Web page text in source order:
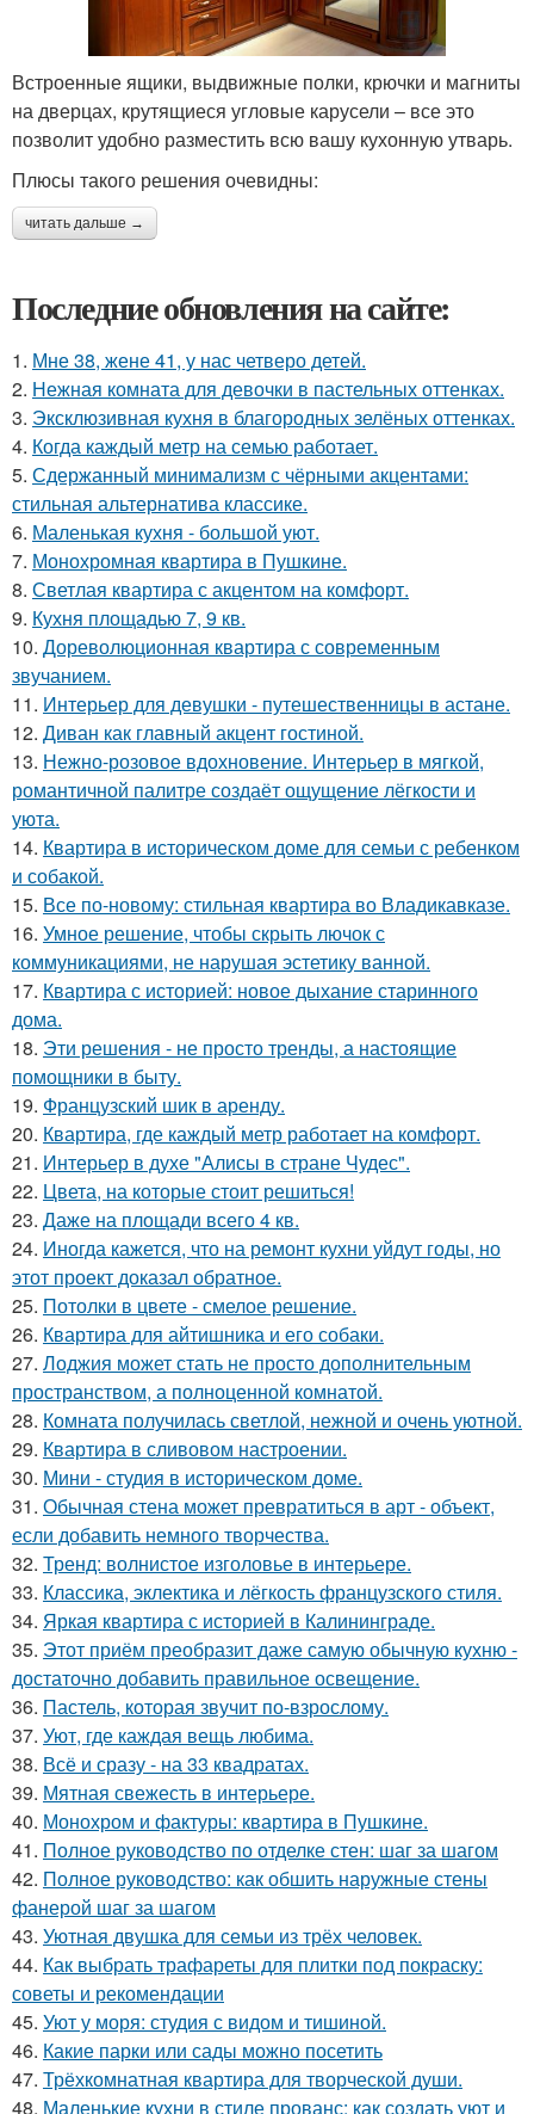
Встроенные ящики, выдвижные полки, крючки и магниты
на дверцах, крутящиеся угловые карусели – все это
позволит удобно разместить всю вашу кухонную утварь.
Плюсы такого решения очевидны:
читать дальше →
Последние обновления на сайте:
1. Мне 38, жене 41, у нас четверо детей.
2. Нежная комната для девочки в пастельных оттенках.
3. Эксклюзивная кухня в благородных зелёных оттенках.
4. Когда каждый метр на семью работает.
5. Сдержанный минимализм с чёрными акцентами:
стильная альтернатива классике.
6. Маленькая кухня - большой уют.
7. Монохромная квартира в Пушкине.
8. Светлая квартира с акцентом на комфорт.
9. Кухня площадью 7, 9 кв.
10. Дореволюционная квартира с современным
звучанием.
11. Интерьер для девушки - путешественницы в астане.
12. Диван как главный акцент гостиной.
13. Нежно-розовое вдохновение. Интерьер в мягкой,
романтичной палитре создаёт ощущение лёгкости и
уюта.
14. Квартира в историческом доме для семьи с ребенком
и собакой.
15. Все по-новому: стильная квартира во Владикавказе.
16. Умное решение, чтобы скрыть лючок с
коммуникациями, не нарушая эстетику ванной.
17. Квартира с историей: новое дыхание старинного
дома.
18. Эти решения - не просто тренды, а настоящие
помощники в быту.
19. Французский шик в аренду.
20. Квартира, где каждый метр работает на комфорт.
21. Интерьер в духе "Алисы в стране Чудес".
22. Цвета, на которые стоит решиться!
23. Даже на площади всего 4 кв.
24. Иногда кажется, что на ремонт кухни уйдут годы, но
этот проект доказал обратное.
25. Потолки в цвете - смелое решение.
26. Квартира для айтишника и его собаки.
27. Лоджия может стать не просто дополнительным
пространством, а полноценной комнатой.
28. Комната получилась светлой, нежной и очень уютной.
29. Квартира в сливовом настроении.
30. Мини - студия в историческом доме.
31. Обычная стена может превратиться в арт - объект,
если добавить немного творчества.
32. Тренд: волнистое изголовье в интерьере.
33. Классика, эклектика и лёгкость французского стиля.
34. Яркая квартира с историей в Калининграде.
35. Этот приём преобразит даже самую обычную кухню -
достаточно добавить правильное освещение.
36. Пастель, которая звучит по-взрослому.
37. Уют, где каждая вещь любима.
38. Всё и сразу - на 33 квадратах.
39. Мятная свежесть в интерьере.
40. Монохром и фактуры: квартира в Пушкине.
41. Полное руководство по отделке стен: шаг за шагом
42. Полное руководство: как обшить наружные стены
фанерой шаг за шагом
43. Уютная двушка для семьи из трёх человек.
44. Как выбрать трафареты для плитки под покраску:
советы и рекомендации
45. Уют у моря: студия с видом и тишиной.
46. Какие парки или сады можно посетить
47. Трёхкомнатная квартира для творческой души.
48. Маленькие кухни в стиле прованс: как создать уют и